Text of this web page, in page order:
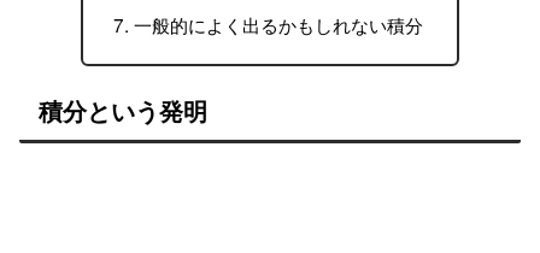
一般的によく出るかもしれない積分
積分という発明